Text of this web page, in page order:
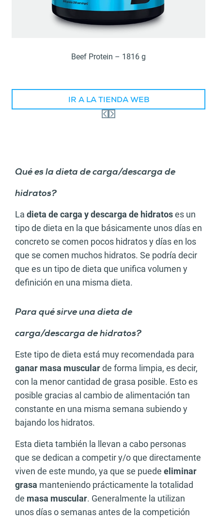
Beef Protein – 1816 g
IR A LA TIENDA WEB
Qué es la dieta de carga/descarga de
hidratos?
La dieta de carga y descarga de hidratoses un
tipo de dieta en la que básicamente unos días en
concreto se comen pocos hidratos y días en los
que se comen muchos hidratos. Se podría decir
que es un tipo de dieta que unifica volumen y
definición en una misma dieta.
Para qué sirve una dieta de
carga/descarga de hidratos?
Este tipo de dieta está muy recomendada para
ganar masa muscularde forma limpia, es decir,
con la menor cantidad de grasa posible. Esto es
posible gracias al cambio de alimentación tan
constante en una misma semana subiendo y
bajando los hidratos.
Esta dieta también la llevan a cabo personas
que se dedican a competir y/o que directamente
viven de este mundo, ya que se puede eliminar
grasa manteniendo prácticamente la totalidad
de masa muscular. Generalmente la utilizan
unos días o semanas antes de la competición